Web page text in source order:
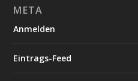
META
Anmelden
Eintrags-Feed